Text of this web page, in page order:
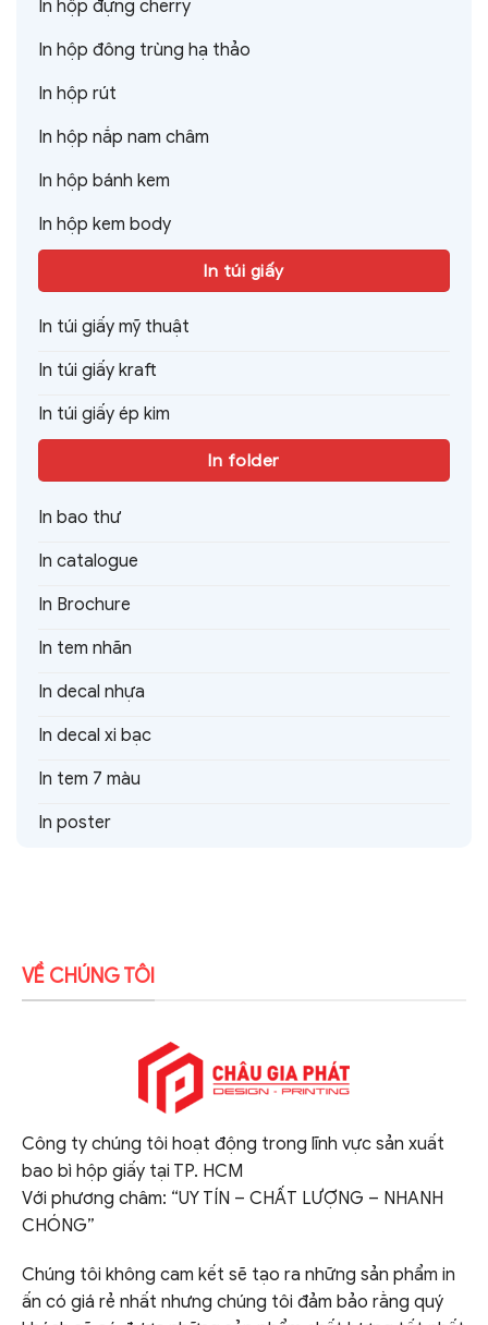
In hộp đựng cherry
In hộp đông trùng hạ thảo
In hộp rút
In hộp nắp nam châm
In hộp bánh kem
In hộp kem body
In túi giấy
In túi giấy mỹ thuật
In túi giấy kraft
In túi giấy ép kim
In folder
In bao thư
In catalogue
In Brochure
In tem nhãn
In decal nhựa
In decal xi bạc
In tem 7 màu
In poster
VỀ CHÚNG TÔI
Công ty chúng tôi hoạt động trong lĩnh vực sản xuất
bao bì hộp giấy tại TP. HCM
Với phương châm: “UY TÍN – CHẤT LƯỢNG – NHANH
CHÓNG”
Chúng tôi không cam kết sẽ tạo ra những sản phẩm in
ấn có giá rẻ nhất nhưng chúng tôi đảm bảo rằng quý